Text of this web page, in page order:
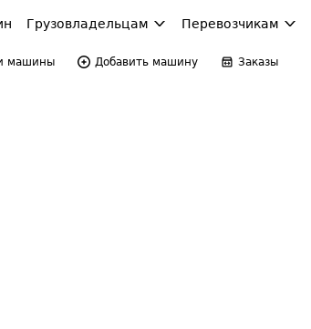
Грузовладельцам Перевозчикам
машины Добавить машину Заказы